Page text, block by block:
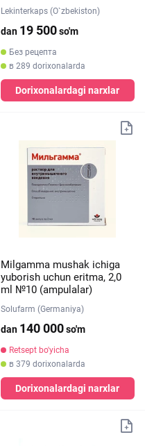
Lekinterkaps (O`zbekiston)
dan 19 500so'm
Без рецепта
в 289 dorixonalarda
Dorixonalardagi narxlar
Milgamma mushak ichiga
yuborish uchun eritma, 2,0
ml №10 (ampulalar)
Solufarm (Germaniya)
dan 140 000so'm
Retsept bo'yicha
в 379 dorixonalarda
Dorixonalardagi narxlar